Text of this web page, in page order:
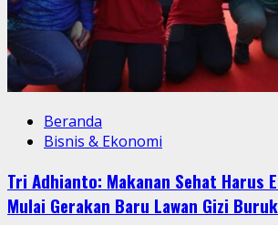
Beranda
Bisnis & Ekonomi
Tri Adhianto: Makanan Sehat Harus
Mulai Gerakan Baru Lawan Gizi Buruk